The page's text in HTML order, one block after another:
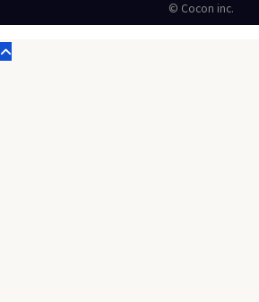
© Cocon inc.